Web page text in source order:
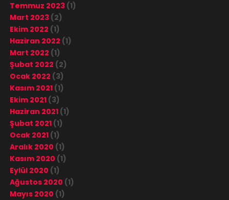
Temmuz 2023(1)
Mart 2023(2)
Ekim 2022 (1)
Haziran 2022 (1)
Mart 2022 (1)
Şubat 2022 (2)
Ocak 2022 (3)
Kasım 2021(1)
Ekim 2021(3)
Haziran 2021(1)
Şubat 2021(1)
Ocak 2021(1)
Aralık 2020 (1)
Kasım 2020 (1)
Eylül 2020 (1)
Ağustos 2020 (1)
Mayıs 2020 (1)